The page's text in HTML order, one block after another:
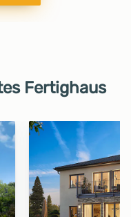
Fertighaus